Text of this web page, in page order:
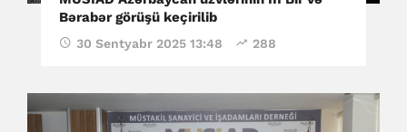
Bərabər görüşü keçirilib
30 Sentyabr 2025 13:48 288